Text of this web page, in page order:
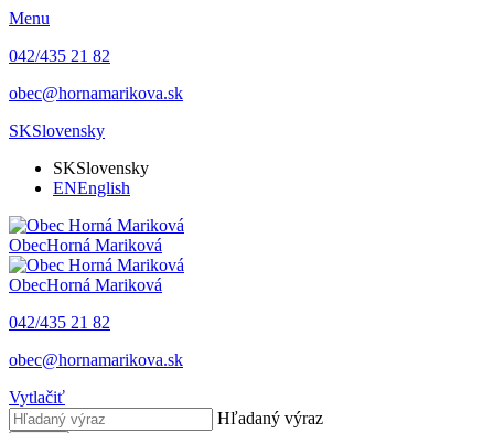
Menu
042/435 21 82
obec@hornamarikova.sk
SKSlovensky
SKSlovensky
ENEnglish
ObecHorná Mariková
ObecHorná Mariková
042/435 21 82
obec@hornamarikova.sk
Vytlačiť
Hľadaný výraz